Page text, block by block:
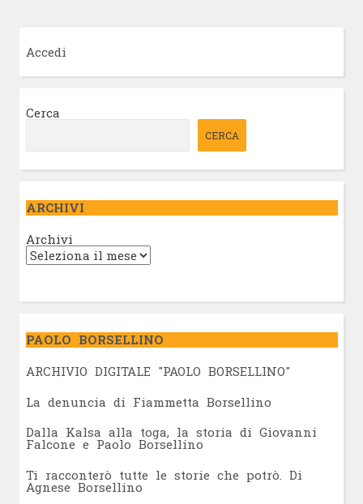
Accedi
Cerca
CERCA
ARCHIVI
Archivi
PAOLO BORSELLINO
ARCHIVIO DIGITALE "PAOLO BORSELLINO"
La denuncia di Fiammetta Borsellino
Dalla Kalsa alla toga, la storia di Giovanni
Falcone e Paolo Borsellino
Ti racconterò tutte le storie che potrò. Di
Agnese Borsellino